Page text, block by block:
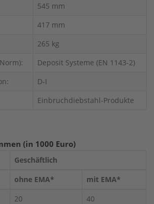
545 mm
417 mm
265 kg
Deposit Systeme (EN 1143-2)
D-I
Einbruchdiebstahl-Produkte
(in 1000 Euro)
Geschäftlich
ohne EMA*
mit EMA*
20
40